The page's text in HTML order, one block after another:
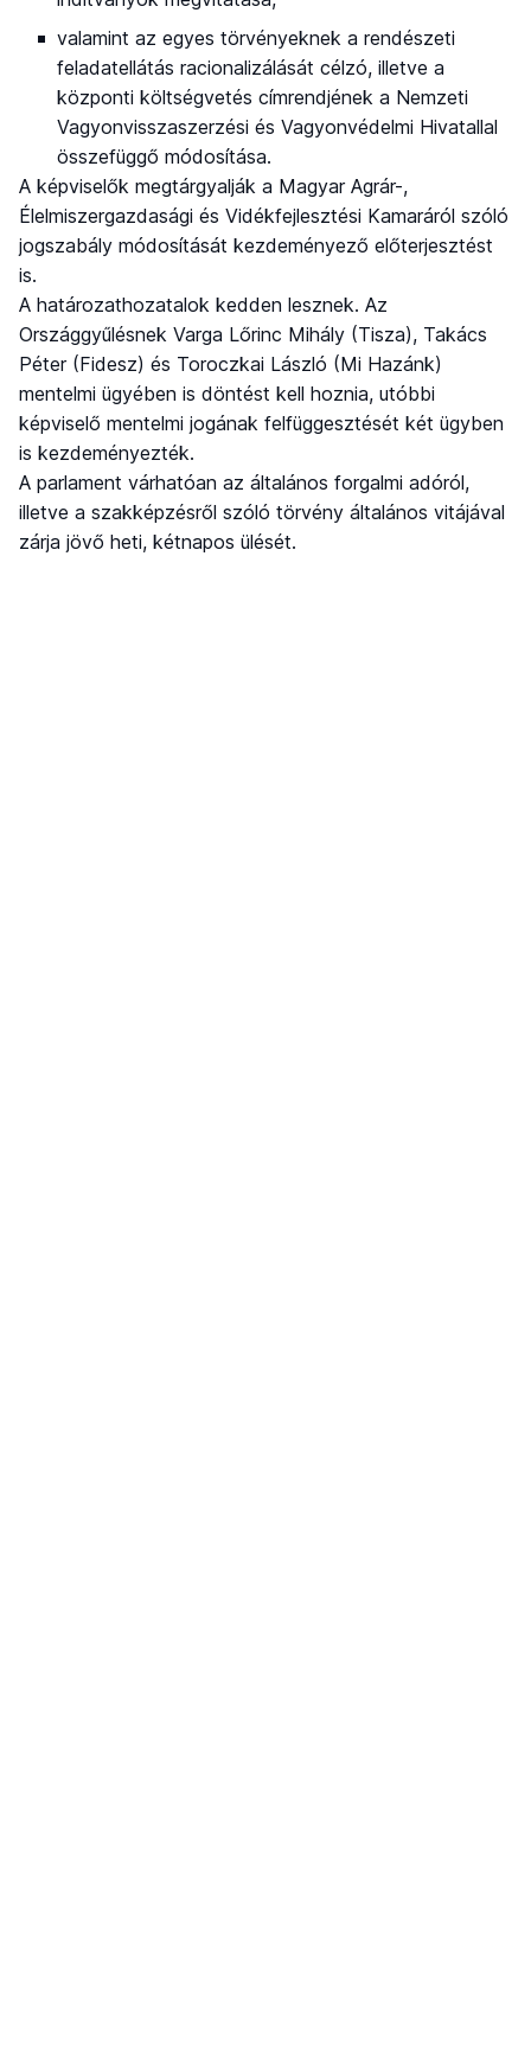
valamint az egyes törvényeknek a rendészeti
feladatellátás racionalizálását célzó, illetve a
központi költségvetés címrendjének a Nemzeti
Vagyonvisszaszerzési és Vagyonvédelmi Hivatallal
összefüggő módosítása.
A képviselők megtárgyalják a Magyar Agrár-,
Élelmiszergazdasági és Vidékfejlesztési Kamaráról szóló
jogszabály módosítását kezdeményező előterjesztést
is.
A határozathozatalok kedden lesznek. Az
Országgyűlésnek Varga Lőrinc Mihály (Tisza), Takács
Péter (Fidesz) és Toroczkai László (Mi Hazánk)
mentelmi ügyében is döntést kell hoznia, utóbbi
képviselő mentelmi jogának felfüggesztését két ügyben
is kezdeményezték.
A parlament várhatóan az általános forgalmi adóról,
illetve a szakképzésről szóló törvény általános vitájával
zárja jövő heti, kétnapos ülését.